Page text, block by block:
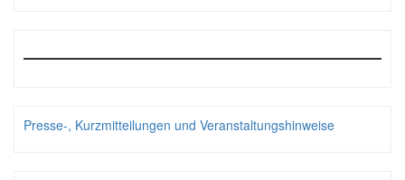
Presse-, Kurzmitteilungen und Veranstaltungshinweise